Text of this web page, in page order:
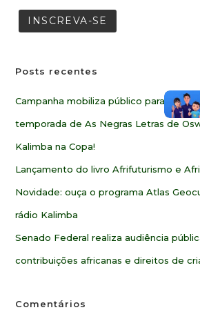
Posts recentes
Campanha mobiliza público para
temporada de As Negras Letras de
Kalimba na Copa!
Lançamento do livro Afrifuturismo e
Novidade: ouça o programa Atlas
rádio Kalimba
Senado Federal realiza audiência
contribuições africanas e direitos de
Comentários